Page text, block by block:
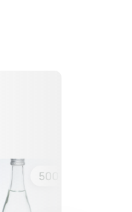
500 мл